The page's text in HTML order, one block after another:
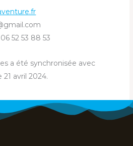
gmail.com
52 53 88 53
a été synchronisée avec
21 avril 2024.